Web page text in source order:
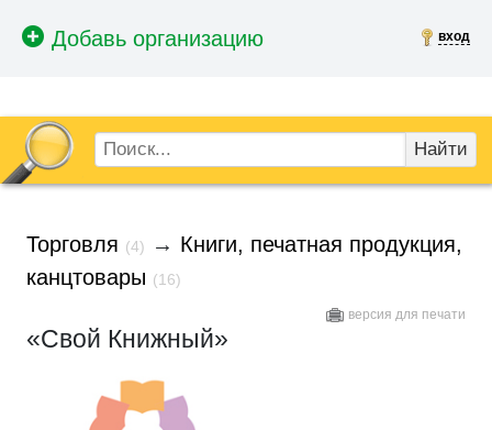
вход
Найти
Торговля (4) → Книги, печатная продукция,
канцтовары (16)
версия для печати
«Свой Книжный»